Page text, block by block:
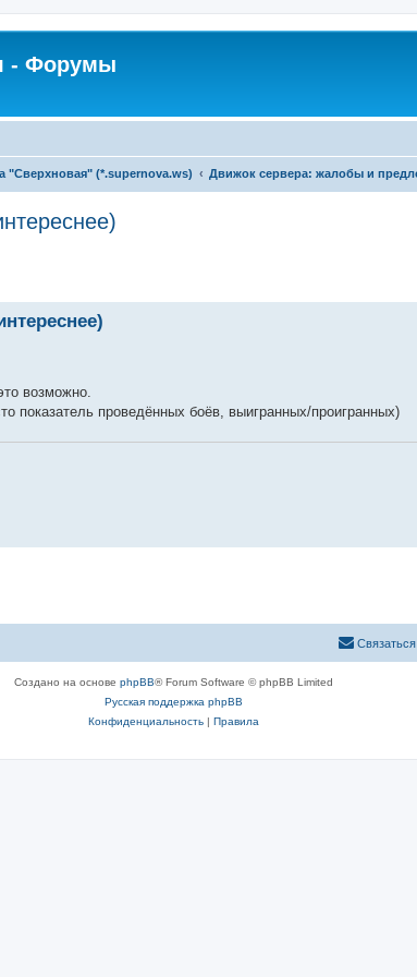
- Форумы
"Сверхновая" (*.supernova.ws) Движок сервера: жалобы и
возможно.
показатель проведённых боёв, выигранных/проигранных)
Создано на основе phpBB® Forum Software © phpBB Limited
Русская поддержка phpBB
Конфиденциальность| Правила